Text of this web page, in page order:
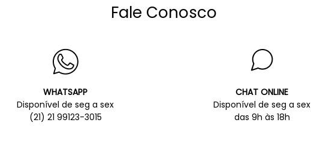
Fale Conosco
WHATSAPP
Disponível de seg a sex
(21) 21 99123-3015
CHAT ONLINE
Disponível de seg a sex
das 9h às 18h